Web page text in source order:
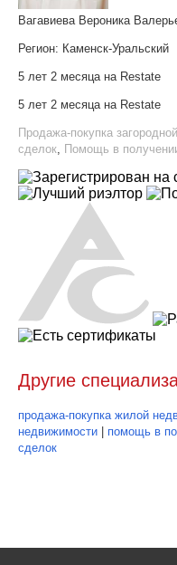
Вагавиева Вероника
Регион: Каменск-Уральский
5 лет 2 месяца на Restate
5 лет 2 месяца на Restate
Продажа-покупка
сделок, Помощь в
Другие
продажа-покупка жилой
недвижимости
помощь в
сделок